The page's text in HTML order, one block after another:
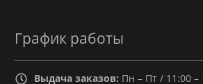
График работы
Выдача заказов: Пн – Пт / 11:00 –